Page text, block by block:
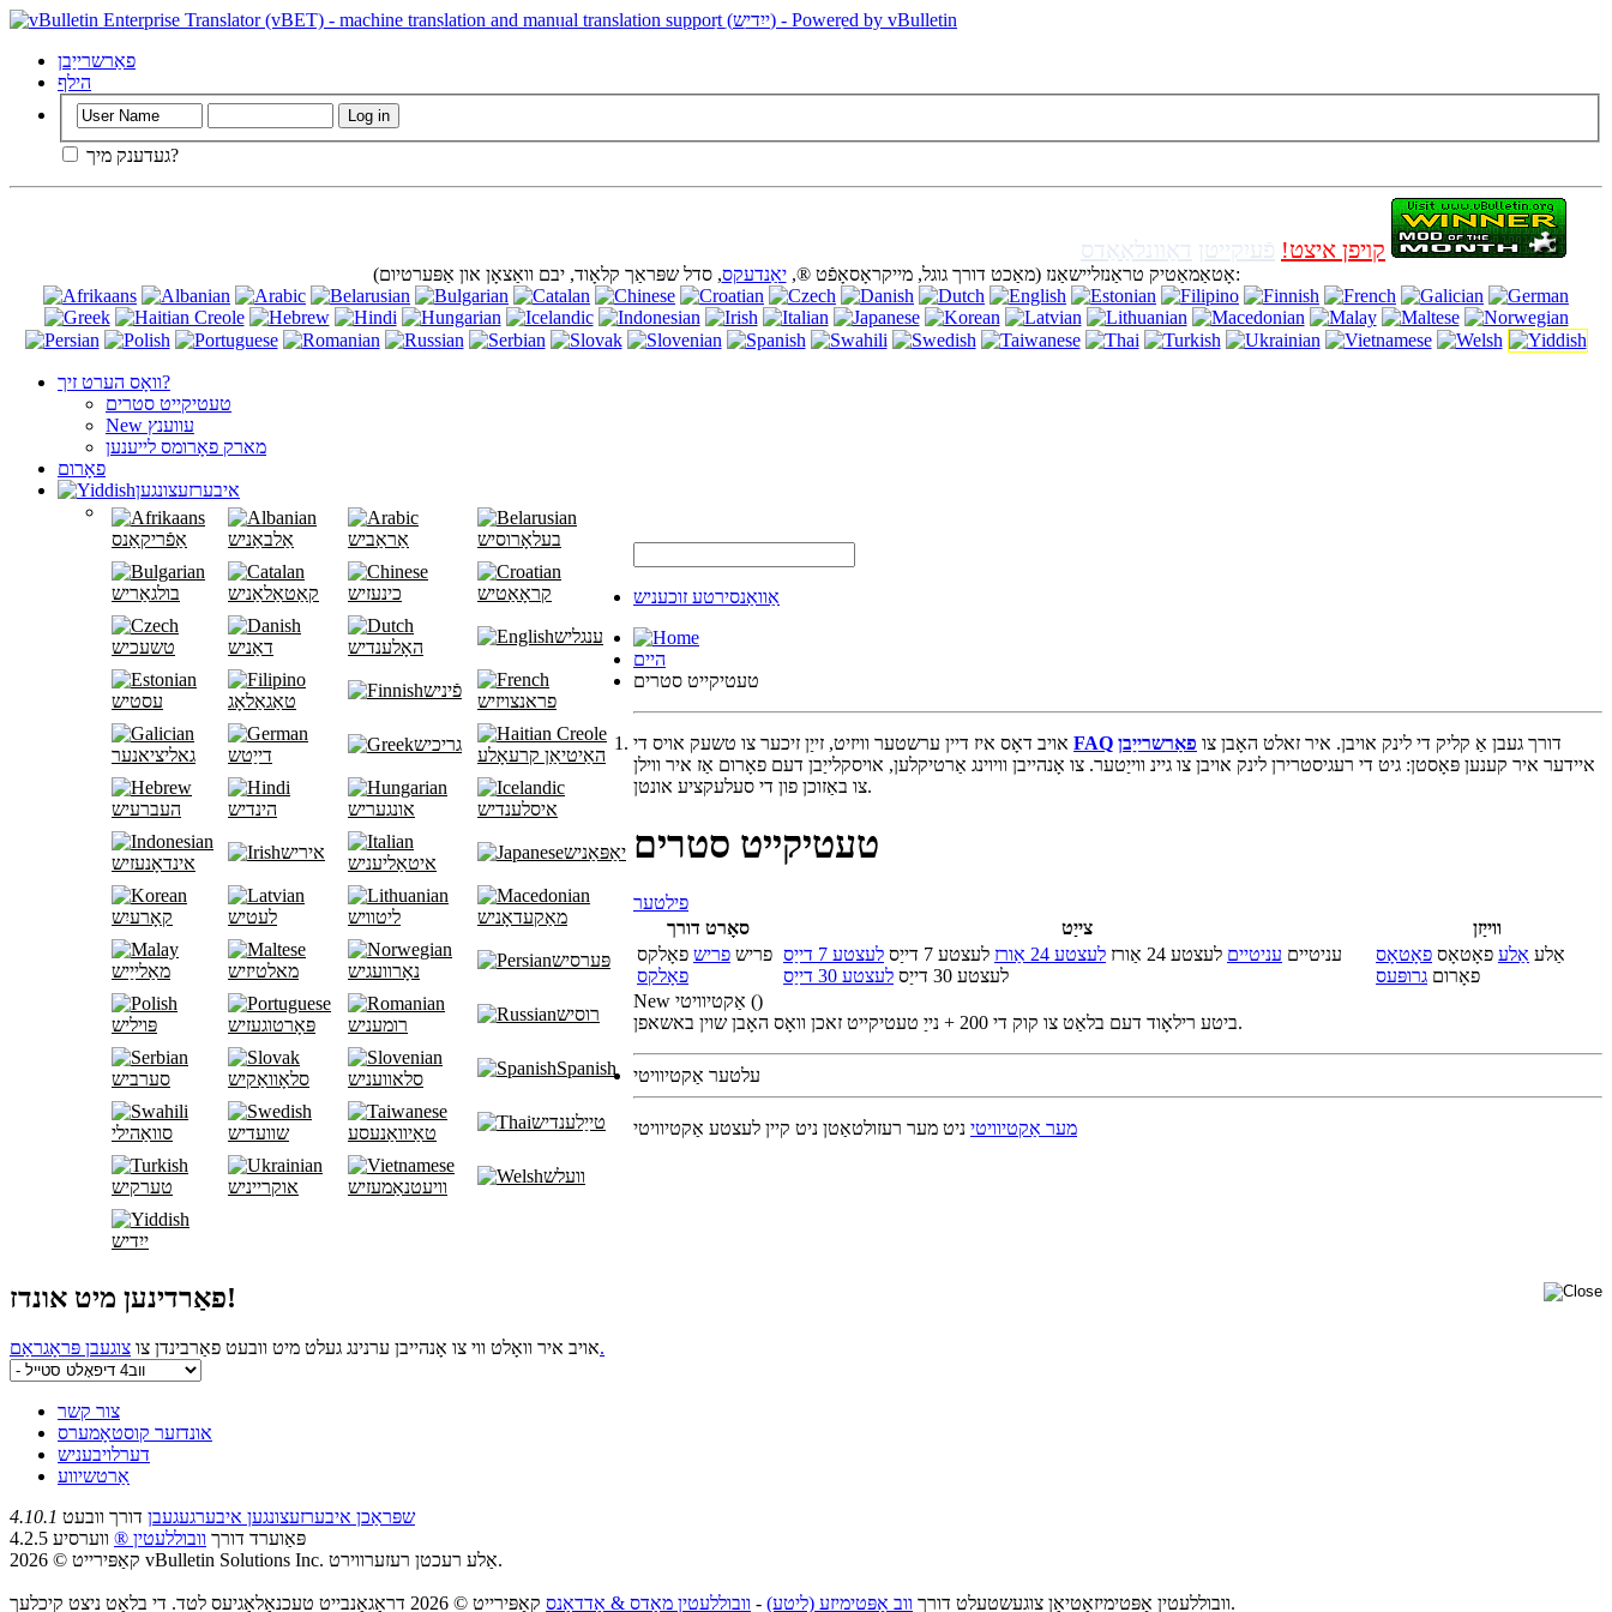
וויכטיק
פאַרשרייַבן
הילף
געדענק מיך?
קויפן איצט! פֿעיִקייטן דאָוונלאָאַדס
אָטאַמאַטיק טראַנזליישאַנז (מאַכט דורך גוגל, מייקראָסאָפֿט ®,יאַנדעקס , סדל שפּראַך קלאָוד, יבם וואַצאָן און אַפּערטיום):
וואָס הערט זיך?
טעטיקייט סטרים
New עווענץ
מארק פאָרומס לייענען
פאָרום
איבערזעצונגען
אַפֿריקאַנס אַלבאַניש אַראַביש בעלאָרוסיש
בולגאַריש קאַטאַלאַניש כינעזיש קראָאַטיש
טשעכיש דאַניש האָלענדיש
ענגליש
עסטיש טאַגאַלאָג
פֿיניש
פראנצויזיש
גאליציאנער דייַטש
גריכיש
האַיטיאַן קרעאָלע
העברעיש הינדיש אונגעריש איסלענדיש
אינדאָנעזיש
איריש
איטאַליעניש
יאַפּאַניש
קאָרעיִש לעטיש ליטוויש מאַקעדאָניש
מאַלייַיש מאלטיזיש נאָרוועגיש
פּערסיש
פּויליש פּאָרטוגעזיש רומעניש
רוסיש
סערביש סלאָוואַקיש סלאוועניש
Spanish
סוואַהילי שוועדיש טאַיוואַנעסע
טייַלענדיש
טערקיש אוקרייניש וויעטנאַמעזיש
וועלש
ייִדיש
אַוואַנסירטע זוכעניש
היים
טעטיקייט סטרים
פאַרדינען מיט אונדז!
אויב איר וואָלט ווי צו אָנהייבן ערנינג געלט מיט וובעט פאַרבינדן צוצוגעבן פּראָגראַם.
FAQ דורך געבן אַ קליק די לינק אויבן. איר זאלט האָבן צו פאַרשרייַבן
איידער איר קענען פּאָסטן: גיט די רעגיסטרירן לינק אויבן צו גיינ ווייַטער. צו אָנהייבן וויוינג אַרטיקלען, אויסקלייַבן דעם פאָרום אַז איר ווילן
צו באַזוכן פון די סעלעקציע אונטן.
טעטיקייט סטרים
פילטער
סאָרט דורך
צייַט
ווייַזן
פריש פריש פאָלקס
פאָלקס
עניטיים עניטיים לעצטע 24 אַורז לעצטע 24 אַורז לעצטע 7 דייַס
לעצטע 7 דייַס
לעצטע 30 דייַס
לעצטע 30 דייַס
אַלע אַלע פאָטאָס פאָטאָס
פאָרום גרופּעס
New אַקטיוויטי ()
ביטע רילאָוד דעם בלאַט צו קוק די 200 + נייַ טעטיקייט זאכן וואָס האָבן שוין באשאפן.
עלטער אַקטיוויטי
מער אַקטיוויטי ניט מער רעזולטאַטן ניט קיין לעצטע אַקטיוויטי
צור קשר
אונדזער קוסטאָמערס
דערלויבעניש
אַרטשיווע
שפּראַכן איבערזעצונגען איבערגעגעבן דורך וובעט 4.10.1
פּאַוערד דורך וובוללעטין ® ווערסיע 4.2.5
קאַפּירייט © 2026 vBulletin Solutions Inc. אַלע רעכטן רעזערווירט.
וובוללעטין אָפּטימיזאַטיאָן צוגעשטעלט דורך ווב אָפּטימיזע (ליטע) - וובוללעטין מאָדס & אַדדאָנס קאַפּירייט © 2026 דראַגאָנבייט טעכנאָלאָגיעס לטד. די בלאַט ניצט קיכלעך.